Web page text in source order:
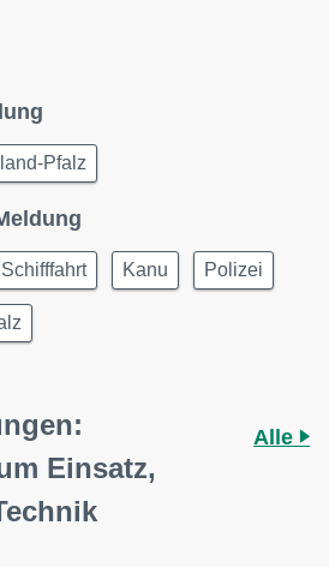
Pfalz
Schifffahrt Kanu Polizei
Einsatz,
Alle